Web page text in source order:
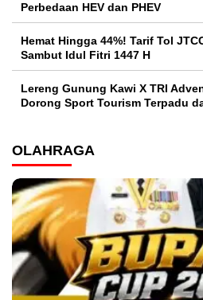
Perbedaan HEV dan PHEV
Hemat Hingga 44%! Tarif Tol
Sambut Idul Fitri 1447 H
Lereng Gunung Kawi X TRI
Dorong Sport Tourism Terpadu
OLAHRAGA